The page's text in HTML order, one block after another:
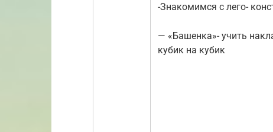
-Знакомимся с лего-
— «Башенка»- учить
кубик на кубик